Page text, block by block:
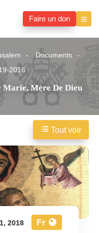
Faire un don
Documents
2016
Marie, Mère De Dieu
2018 Fr
Tout voir